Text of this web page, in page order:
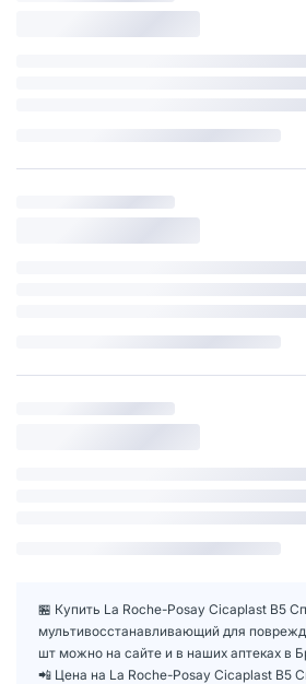
🏪 Купить La Roche-Posay Cicaplast B5
мультивосстанавливающий для
шт можно на сайте и в наших аптеках в
📲 Цена на La Roche-Posay Cicaplast B5